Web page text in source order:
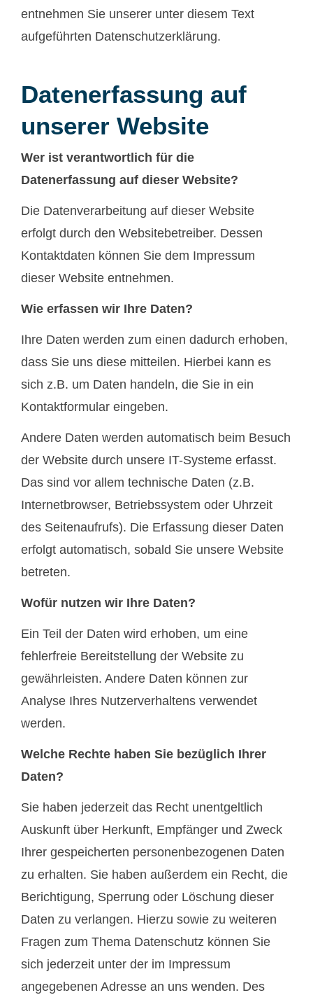
entnehmen Sie unserer unter diesem Text
aufgeführten Datenschutzerklärung.
Datenerfassung auf
unserer Website
Wer ist verantwortlich für die
Datenerfassung auf dieser Website?
Die Datenverarbeitung auf dieser Website
erfolgt durch den Websitebetreiber. Dessen
Kontaktdaten können Sie dem Impressum
dieser Website entnehmen.
Wie erfassen wir Ihre Daten?
Ihre Daten werden zum einen dadurch erhoben,
dass Sie uns diese mitteilen. Hierbei kann es
sich z.B. um Daten handeln, die Sie in ein
Kontaktformular eingeben.
Andere Daten werden automatisch beim Besuch
der Website durch unsere IT-Systeme erfasst.
Das sind vor allem technische Daten (z.B.
Internetbrowser, Betriebssystem oder Uhrzeit
des Seitenaufrufs). Die Erfassung dieser Daten
erfolgt automatisch, sobald Sie unsere Website
betreten.
Wofür nutzen wir Ihre Daten?
Ein Teil der Daten wird erhoben, um eine
fehlerfreie Bereitstellung der Website zu
gewährleisten. Andere Daten können zur
Analyse Ihres Nutzerverhaltens verwendet
werden.
Welche Rechte haben Sie bezüglich Ihrer
Daten?
Sie haben jederzeit das Recht unentgeltlich
Auskunft über Herkunft, Empfänger und Zweck
Ihrer gespeicherten personenbezogenen Daten
zu erhalten. Sie haben außerdem ein Recht, die
Berichtigung, Sperrung oder Löschung dieser
Daten zu verlangen. Hierzu sowie zu weiteren
Fragen zum Thema Datenschutz können Sie
sich jederzeit unter der im Impressum
angegebenen Adresse an uns wenden. Des